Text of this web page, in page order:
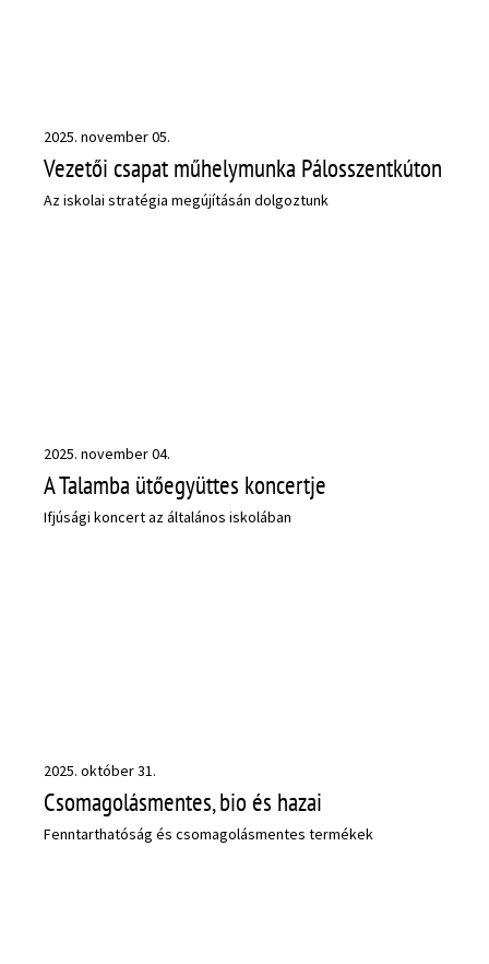
2025. november 05.
Vezetői csapat műhelymunka Pálosszentkúton
Az iskolai stratégia megújításán dolgoztunk
2025. november 04.
A Talamba ütőegyüttes koncertje
Ifjúsági koncert az általános iskolában
2025. október 31.
Csomagolásmentes, bio és hazai
Fenntarthatóság és csomagolásmentes termékek